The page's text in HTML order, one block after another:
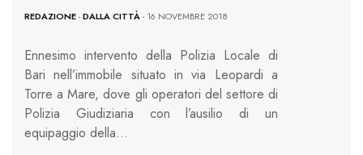
REDAZIONE-DALLA CITTÀ- 16 NOVEMBRE 2018
Ennesimo intervento della Polizia Locale di
Bari nell’immobile situato in via Leopardi a
Torre a Mare, dove gli operatori del settore di
Polizia Giudiziaria con l’ausilio di un
equipaggio della…